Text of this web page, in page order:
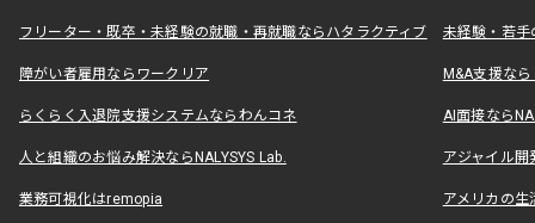
フリーター・既卒・未経験の就職・再就職ならハタラクティブ 未経験・若手
障がい者雇用ならワークリア M&A支援な
らくらく入退院支援システムならわんコネ AI面接なら
人と組織のお悩み解決ならNALYSYS Lab. アジャイル
業務可視化はremopia アメリカの